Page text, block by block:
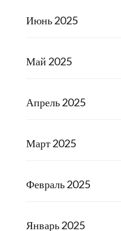
Июнь 2025
Май 2025
Апрель 2025
Март 2025
Февраль 2025
Январь 2025